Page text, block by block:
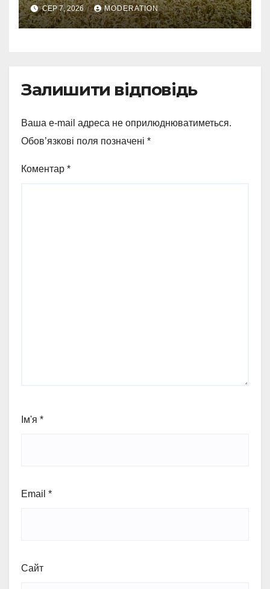
справжнє українське літо
СЕР 7, 2026 MODERATION
Залишити відповідь
Ваша e-mail адреса не оприлюднюватиметься.
Обов’язкові поля позначені *
Коментар *
Ім'я *
Email *
Сайт